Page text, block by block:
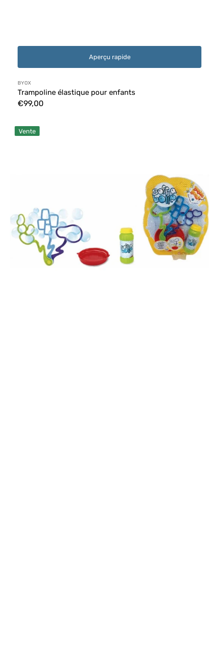
Aperçu rapide
Distributeur :
BYOX
Trampoline élastique pour enfants
Prix
€99,00
Faire
desVente